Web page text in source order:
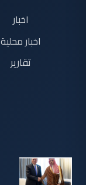
اخبار
اخبار محلية
تقارير